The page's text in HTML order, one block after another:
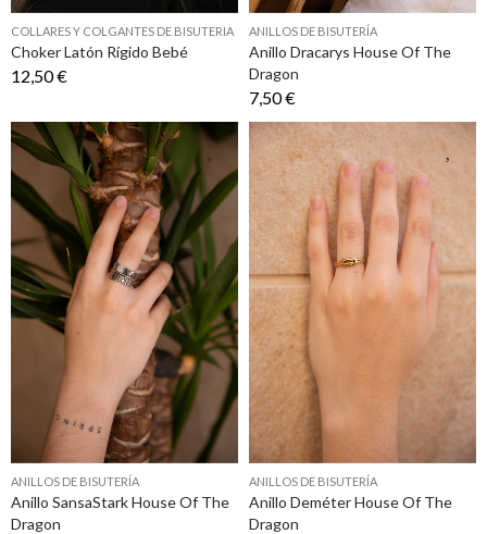
COLLARES Y COLGANTES DE BISUTERIA
Choker Latón Rígido Bebé
12,50 €
ANILLOS DE BISUTERÍA
Anillo Dracarys House Of The
Dragon
7,50 €
ANILLOS DE BISUTERÍA
Anillo SansaStark House Of The
Dragon
ANILLOS DE BISUTERÍA
Anillo Deméter House Of The
Dragon